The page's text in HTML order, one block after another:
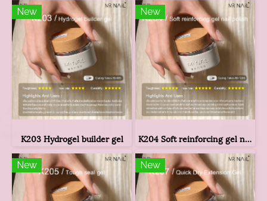
New
K203 Hydrogel builder gel
New
K204 Soft reinforcing gel nail polish
New New